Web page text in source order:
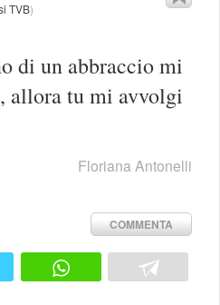
TVB)
di un abbraccio mi
allora tu mi avvolgi
Floriana Antonelli
COMMENTA